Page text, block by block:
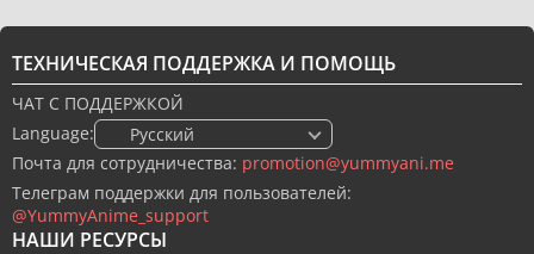
НАШИ РЕСУРСЫ
ТЕХНИЧЕСКАЯ ПОДДЕРЖКА И ПОМОЩЬ
ЧАТ С ПОДДЕРЖКОЙ
Language:
🇷🇺 Русский
Почта для сотрудничества: promotion@yummyani.me
Телеграм поддержки для пользователей:
@YummyAnime_support